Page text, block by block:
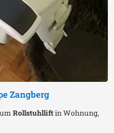
Zangberg
Rollstuhlliftin Wohnung,